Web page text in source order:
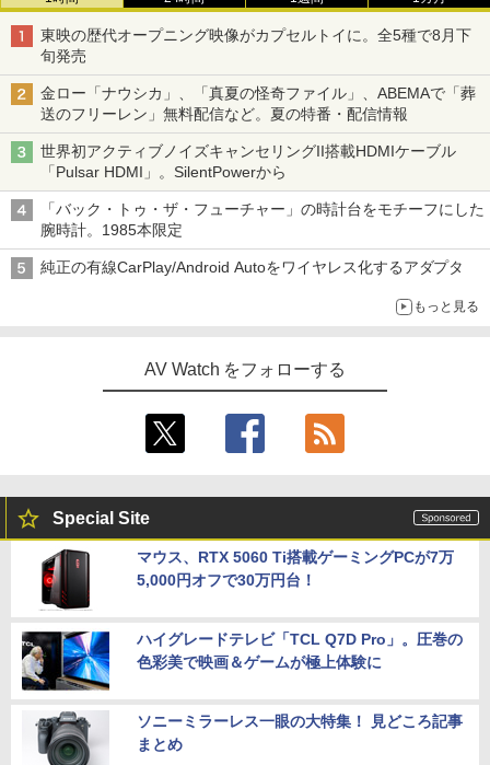
東映の歴代オープニング映像がカプセルトイに。全5種で8月下
旬発売
金ロー「ナウシカ」、「真夏の怪奇ファイル」、ABEMAで「葬
送のフリーレン」無料配信など。夏の特番・配信情報
世界初アクティブノイズキャンセリングII搭載HDMIケーブル
「Pulsar HDMI」。SilentPowerから
「バック・トゥ・ザ・フューチャー」の時計台をモチーフにした
腕時計。1985本限定
純正の有線CarPlay/Android Autoをワイヤレス化するアダプタ
もっと見る
AV Watch をフォローする
Special Site
マウス、RTX 5060 Ti搭載ゲーミングPCが7万
5,000円オフで30万円台！
ハイグレードテレビ「TCL Q7D Pro」。圧巻の
色彩美で映画＆ゲームが極上体験に
ソニーミラーレス一眼の大特集！ 見どころ記事
まとめ